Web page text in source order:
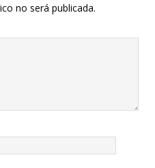
no será publicada.